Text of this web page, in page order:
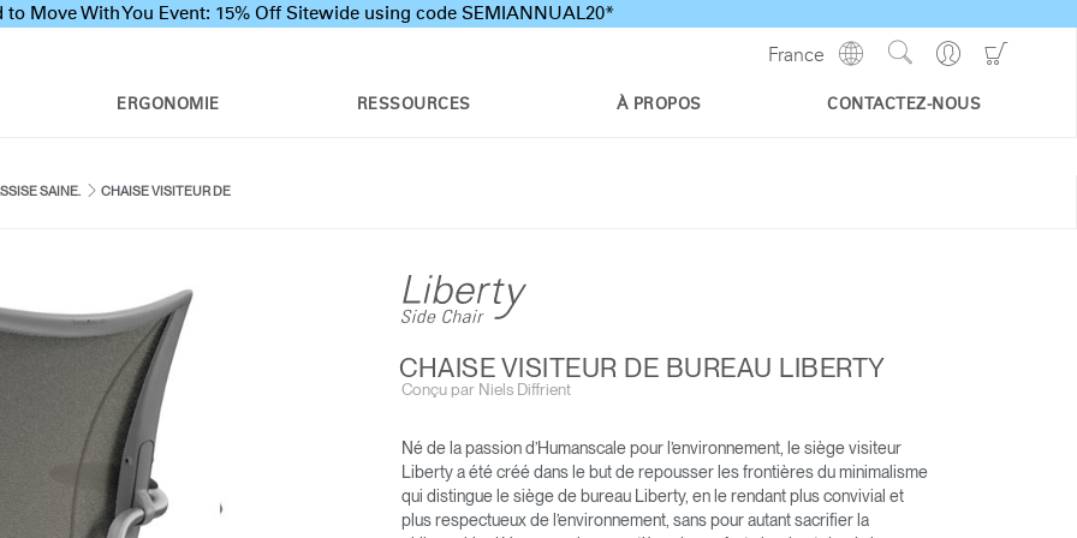
to Move With You Event: 15% Off Sitewide using code SEMIANNUAL20*
ERGONOMIE RESSOURCES À PROPOS CONTACTEZ-NOUS
Go
Profile
Site
France
Show
SMART OCEAN
CHAISE DE BUREAU
DIFFRIENT WORLD
SIÈGE DE TRAVAIL WORLD
ONE
RÉSERVÉ EXCLUSIVEMENT
AU HOME OFFICE
LIBERTY OCEAN
SAINE.
CHAISE VISITEUR DE
CHAISE VISITEUR DE BUREAU LIBERTY
Conçu par Niels Diffrient
Né de la passion d’Humanscale pour l’environnement, le siège visiteur
Liberty a été créé dans le but de repousser les frontières du minimalisme
qui distingue le siège de bureau Liberty, en le rendant plus convivial et
plus respectueux de l’environnement, sans pour autant sacrifier la